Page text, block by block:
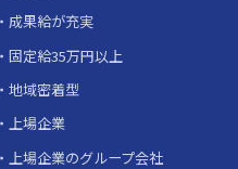
成果給が充実
固定給35万円以上
地域密着型
上場企業
上場企業のグループ会社